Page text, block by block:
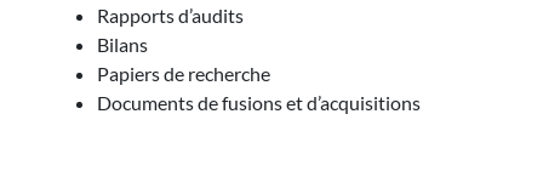
Rapports d’audits
Bilans
Papiers de recherche
Documents de fusions et d’acquisitions